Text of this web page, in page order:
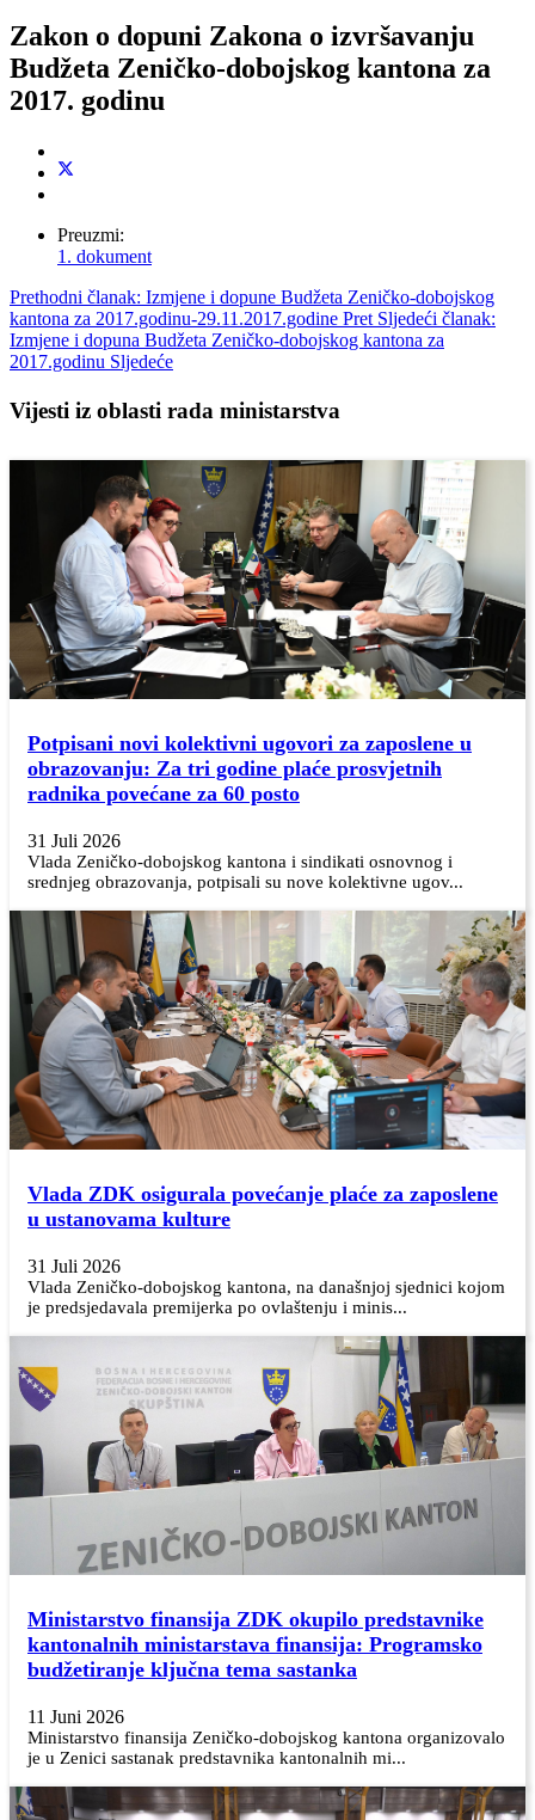
Zakon o dopuni Zakona o izvršavanju
Budžeta Zeničko-dobojskog kantona za
2017. godinu
Preuzmi:
1. dokument
Prethodni članak: Izmjene i dopune Budžeta Zeničko-dobojskog
kantona za 2017.godinu-29.11.2017.godine Pret Sljedeći članak:
Izmjene i dopuna Budžeta Zeničko-dobojskog kantona za
2017.godinu Sljedeće
Vijesti iz oblasti rada ministarstva
Potpisani novi kolektivni ugovori za zaposlene u
obrazovanju: Za tri godine plaće prosvjetnih
radnika povećane za 60 posto
31 Juli 2026
Vlada Zeničko-dobojskog kantona i sindikati osnovnog i
srednjeg obrazovanja, potpisali su nove kolektivne ugov...
Vlada ZDK osigurala povećanje plaće za zaposlene
u ustanovama kulture
31 Juli 2026
Vlada Zeničko-dobojskog kantona, na današnjoj sjednici kojom
je predsjedavala premijerka po ovlaštenju i minis...
Ministarstvo finansija ZDK okupilo predstavnike
kantonalnih ministarstava finansija: Programsko
budžetiranje ključna tema sastanka
11 Juni 2026
Ministarstvo finansija Zeničko-dobojskog kantona organizovalo
je u Zenici sastanak predstavnika kantonalnih mi...